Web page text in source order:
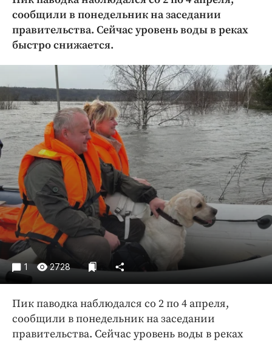
Криминал
Культура
Недвижимость и ЖКХ
Образование
Общество
Погода
Праздники
Происшествия
Спорт
Экономика и бизнес
ПРОЕКТЫ
Блоги
Издания
Медиаперсона
Интересное чтиво
Бренд года
Работодатель года
сообщили в понедельник на заседании
правительства. Сейчас уровень воды в реках
быстро снижается.
1 2728
Пик паводка наблюдался со 2 по 4 апреля,
сообщили в понедельник на заседании
правительства. Сейчас уровень воды в реках